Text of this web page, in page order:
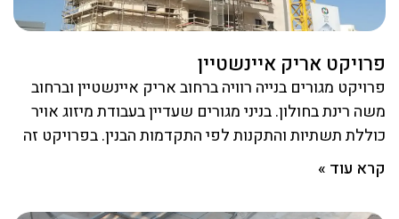
פרויקט אריק איינשטיין
פרויקט מגורים בנייה רוויה ברחוב אריק איינשטיין וברחוב
משה רינת בחולון. בניני מגורים שעדיין בעבודת מיזוג אויר
כוללת תשתיות והתקנות לפי התקדמות הבנין. בפרויקט זה
קרא עוד »